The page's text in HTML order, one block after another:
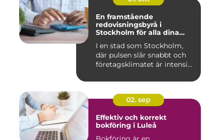
En framstående
redovisningsbyrå i
Stockholm för alla dina
I en stad som Stockholm,
där pulsen slår snabbt och
företagsklimatet är intensi...
02. sep
Effektiv och korrekt
bokföring i Luleå